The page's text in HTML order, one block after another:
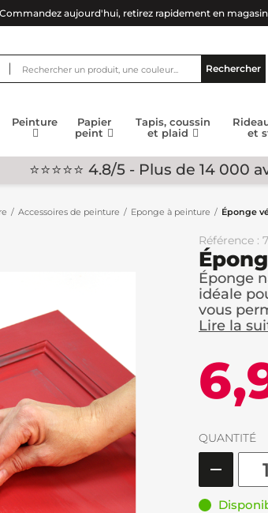
Commandez aujourd'hui, retirez rapidement en
Rechercher
Peinture
Papier
peint
Tapis, coussin
et plaid
et
⭐⭐⭐⭐⭐ 4.8/5 - Plus de 14 000
Accessoires de peinture Eponge à peinture Éponge
Référence :
Éponge
idéale
vous
Lire la
QUANTITÉ